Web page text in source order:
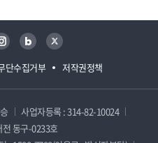
단수집거부 저작권정책
인스타그램 블로그 트위터
사업자등록 : 314-82-10024
동구-0233호